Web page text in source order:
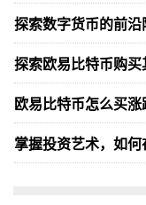
探索数字货币的前
探索欧易比特币购
欧易比特币怎么买涨
掌握投资艺术，如